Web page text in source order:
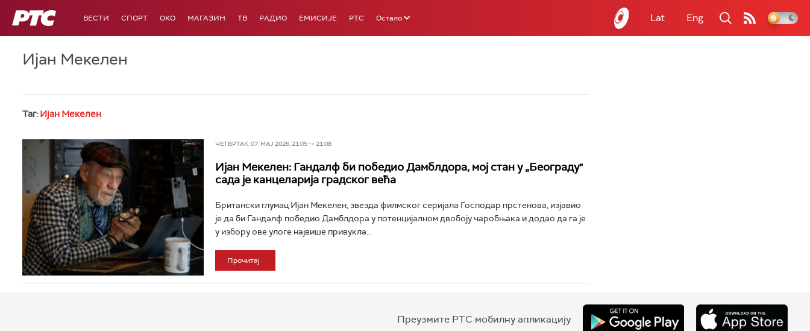
РТС ВЕСТИ СПОРТ OKO МАГАЗИН ТВ РАДИО ЕМИСИЈЕ РТС Остало Lat Eng
Ијан Мекелен
Таг: Ијан Мекелен
ЧЕТВРТАК, 07. МАЈ 2026, 21:05 -> 21:08
Ијан Мекелен: Гандалф би победио Дамблдора, мој стан у „Београду"
сада је канцеларија градског већа
Британски глумац Ијан Мекелен, звезда филмског серијала Господар прстенова, изјавио
је да би Гандалф победио Дамблдора у потенцијалном двобоју чаробњака и додао да га је
у избору ове улоге највише привукла...
Прочитај
Преузмите РТС мобилну апликацију